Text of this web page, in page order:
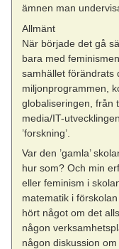
ämnen man
Allmänt
När började det gå
bara med
samhället förändrats
miljonprogrammen,
globaliseringen, från
media/IT-
’forskning’.
Var den ’gamla’
hur som? Och min
eller feminism i
matematik i
hört något om det
någon
någon diskussion